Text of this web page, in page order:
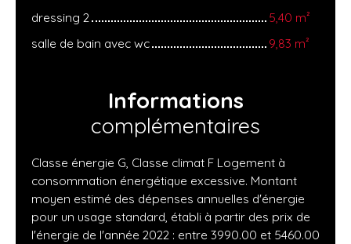
dressing 2
5,40 m²
salle de bain avec wc
9,83 m²
Informations
complémentaires
Classe énergie G, Classe climat F Logement à
consommation énergétique excessive. Montant
moyen estimé des dépenses annuelles d'énergie
pour un usage standard, établi à partir des prix de
l'énergie de l'année 2022 : entre 3990.00 et 5460.00